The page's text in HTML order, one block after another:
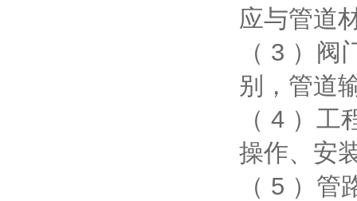
应与管道
（ 3 ）
别，管道
（ 4 ）
操作、安
（ 5 ）